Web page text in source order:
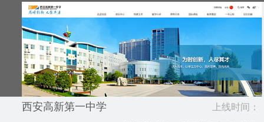
西安高新第一中学 上线时间：